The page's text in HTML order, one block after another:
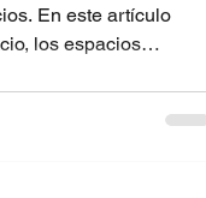
En este artículo
los espacios
un entorno